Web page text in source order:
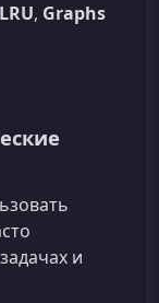
LRU, Graphs
и